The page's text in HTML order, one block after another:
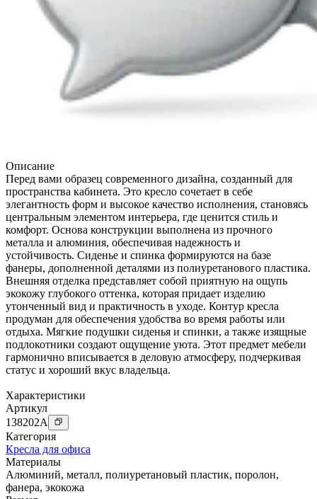
Описание
Перед вами образец современного дизайна, созданный для
пространства кабинета. Это кресло сочетает в себе
элегантность форм и высокое качество исполнения, становясь
центральным элементом интерьера, где ценится стиль и
комфорт. Основа конструкции выполнена из прочного
металла и алюминия, обеспечивая надежность и
устойчивость. Сиденье и спинка формируются на базе
фанеры, дополненной деталями из полиуретанового пластика.
Внешняя отделка представляет собой приятную на ощупь
экокожу глубокого оттенка, которая придает изделию
утонченный вид и практичность в уходе. Контур кресла
продуман для обеспечения удобства во время работы или
отдыха. Мягкие подушки сиденья и спинки, а также изящные
подлокотники создают ощущение уюта. Этот предмет мебели
гармонично вписывается в деловую атмосферу, подчеркивая
статус и хороший вкус владельца.
Характеристики
Артикул
138202A
Категория
Кресла для офиса
Материалы
Алюминий, металл, полиуретановый пластик, поролон,
фанера, экокожа